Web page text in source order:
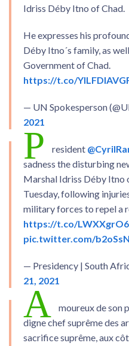
Idriss Déby Itno of Chad.
He expresses his
Déby Itno´s family, as
Government of Chad.
https://t.co/
— UN Spokesperson
2021
P resident
sadness the disturbing
Marshal Idriss Déby Itno
Tuesday, following
military forces to repel a
https://t.co/
pic.twitter.com/
— Presidency | South
21, 2021
A
moureux de son
digne chef suprême des
sacrifice suprême, aux